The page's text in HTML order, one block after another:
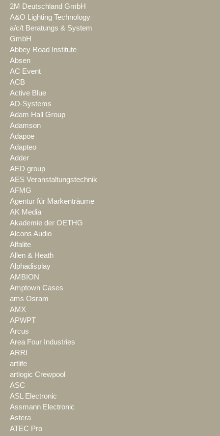
2M Deutschland GmbH
A&O Lighting Technology
a/c/t Beratungs & System
GmbH
Abbey Road Institute
Absen
AC Event
ACB
Active Blue
AD-Systems
Adam Hall Group
Adamson
Adapoe
Adapteo
Adder
AED group
AES Veranstaltungstechnik
AFMG
Agentur für Markenträume
AK Media
Akademie der OETHG
Alcons Audio
Alfalite
Allen & Heath
Alphadisplay
AMBION
Amptown Cases
ams Osram
AMX
APWPT
Arcus
Area Four Industries
ARRI
artlife
artlogic Crewpool
ASC
ASL Electronic
Assmann Electronic
Astera
ATEC Pro